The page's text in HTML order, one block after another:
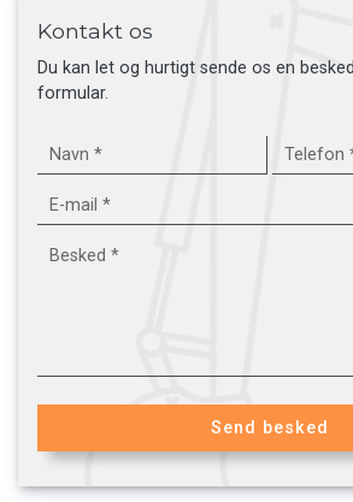
Kontakt os
Du kan let og hurtigt sende os en
formular.